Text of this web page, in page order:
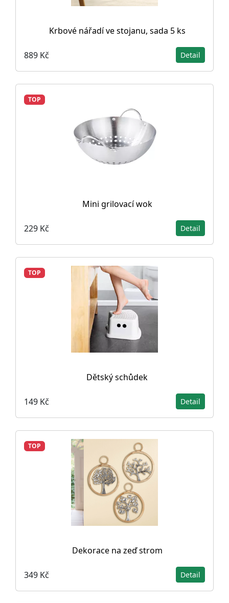
Krbové nářadí ve stojanu, sada 5 ks
889 Kč Detail
TOP
Mini grilovací wok
229 Kč Detail
TOP
Dětský schůdek
149 Kč Detail
TOP
Dekorace na zeď strom
349 Kč Detail